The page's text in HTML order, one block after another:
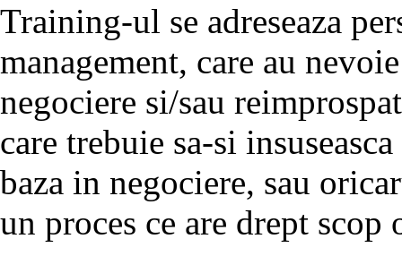
Training-ul se adreseaza
management, care au
negociere si/sau
care trebuie sa-si
baza in negociere, sau
un proces ce are drept